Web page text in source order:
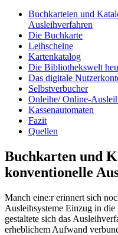
Buchkarteien und
Ausleihverfahren
Die Buchkarte
Leihscheine
Kartenkatalog
Die Bibliothekswelt
Das digitale
Selbstverbucher
Onleihe/ Online-
Kassenautomaten
Fazit
Quellen
Buchkarten und
konventionelle
Manch eine:r erinnert sich
Ausleihsysteme Einzug in
gestaltete sich das
erheblichem Aufwand